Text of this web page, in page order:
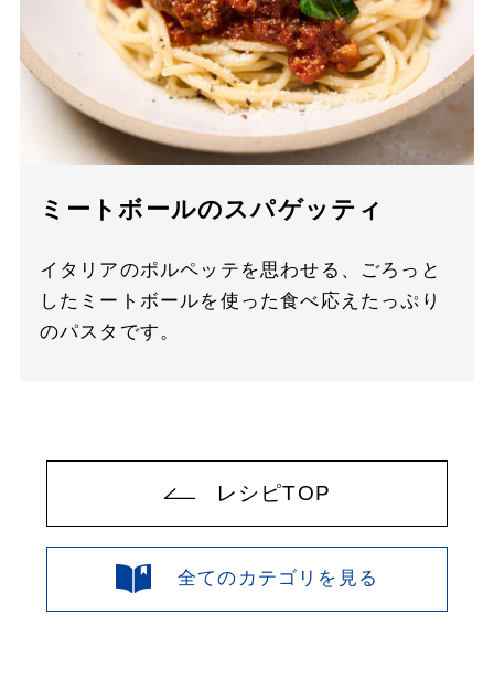
ミートボールのスパゲッティ
イタリアのポルペッテを思わせる、ごろっと
したミートボールを使った食べ応えたっぷり
のパスタです。
レシピTOP
全てのカテゴリを見る